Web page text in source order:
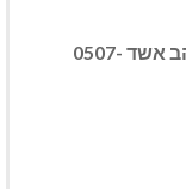
ענת מרומי יחסי ציבור יהב אשד 0507-